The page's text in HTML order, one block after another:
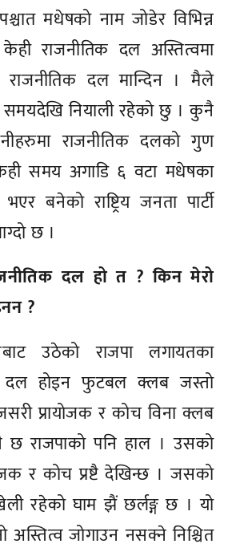
मधेषको नाम जोडेर विभिन्न
राजनीतिक दल अस्तित्वमा
दल मान्दिन । मैले
समयदेखि नियाली रहेको छु । कुनै
राजनीतिक दलको गुण
समय अगाडि ६ वटा मधेषका
बनेको राष्ट्रिय जनता पार्टी
छ ।
दल हो त ? किन मेरो
?
उठेको राजपा लगायतका
दल होइन फुटबल क्लब जस्तो
प्रायोजक र कोच विना क्लब
राजपाको पनि हाल । उसको
र कोच प्रष्टै देखिन्छ । जसको
रहेको घाम झैं छर्लङ्ग छ । यो
जोगाउन नसक्ने निश्चित